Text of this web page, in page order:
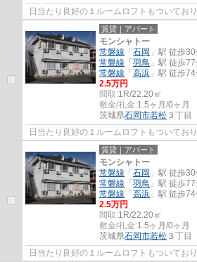
日当たり良好の１ルームロフトもついてお
賃貸｜アパート
モンシャトー
常磐線 「 石岡 」駅 徒歩
常磐線 「 羽鳥 」駅 徒歩
常磐線 「 高浜 」駅 徒歩
2.5万円
間取:1R/22.20㎡
敷金/礼金:1.5ヶ月/0ヶ月
茨城県石岡市若松 ３丁目
日当たり良好の１ルームロフトもついてお
賃貸｜アパート
モンシャトー
常磐線 「 石岡 」駅 徒歩
常磐線 「 羽鳥 」駅 徒歩
常磐線 「 高浜 」駅 徒歩
2.5万円
間取:1R/22.20㎡
敷金/礼金:1.5ヶ月/0ヶ月
茨城県石岡市若松 ３丁目
日当たり良好の１ルームロフトもついてお